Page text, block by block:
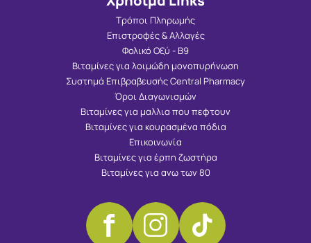
Τρόποι Πληρωμής
Επιστροφές & Αλλαγές
Φολικό Οξύ - Β9
Βιταμίνες για λοιμώδη μονοπυρήνωση
Συστημά Επιβραβευσής Central Pharmacy
Όροι Διαγωνισμών
Βιταμίνες για μαλλια που πεφτουν
Βιταμίνες για κουρασμένα πόδια
Επικοινωνία
Βιταμίνες για έρπη ζωστήρα
Βιταμίνες για ανω των 80